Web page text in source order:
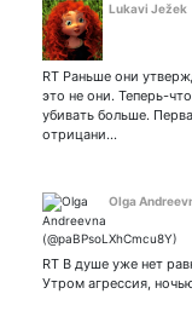
Lukavi Ježek
RT Раньше они
это не они. Теперь-
убивать больше.
отрицани…
Olga
RT В душе уже нет
Утром агрессия,